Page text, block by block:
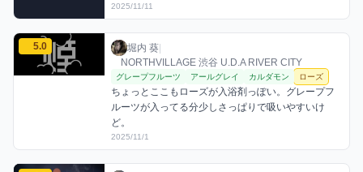
2025/11/11
堀内 葵のローズミックスを見る
5.0 堀内 葵 / お店シーシャ / 2025年11月1日
堀内 葵|
NORTHVILLAGE 渋谷 U.D.A RIVER CITY
利用フレーバー
グレープフルーツ アールグレイ カルダモン ローズ
コメント
ちょっとここもローズが入浴剤っぽい。グレープフ
ルーツが入ってる分少しさっぱりで吸いやすいけ
ど。
評価
2025/11/1